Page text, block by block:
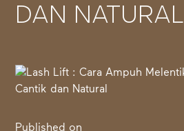
DAN NATURAL
Published on